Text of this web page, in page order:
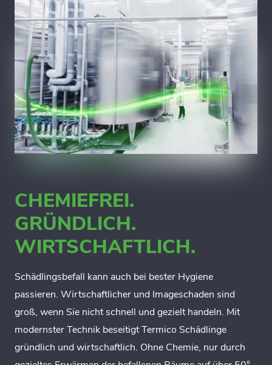
CHEMIEFREI.
GRÜNDLICH.
WIRTSCHAFTLICH.
Schädlingsbefall kann auch bei bester Hygiene
passieren. Wirtschaftlicher und Imageschaden sind
groß, wenn Sie nicht schnell und gezielt handeln. Mit
modernster Technik beseitigt Termico Schädlinge
gründlich und wirtschaftlich. Ohne Chemie, nur durch